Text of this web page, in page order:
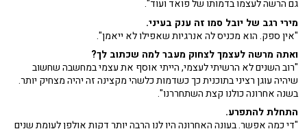
גם הרשה לעצמו בדמותו של פואד ועוד".
מירי רגב של יובל סמו זה ענק בעיני.
"אין ספק. הוא מכניס לה אנרגיות שאפילו לא ייאמן".
ואתה מרשה לעצמך לצחוק מעבר למה שכתוב לך?
"רוב השנים לא הרשיתי לעצמי, הייתי אוסף את עצמי במחשבה שחשוב
שיהיה עוגן רציני בתוכנית כך כשדמות כלשהי מקצינה זה יהיה מצחיק יותר.
בשנה אחרונה כולנו קצת השתחררנו".
התחלת להתפרע.
"די כמה אפשר. בעונה האחרונה היו לנו הרבה יותר דקות אולפן לעומת שנים